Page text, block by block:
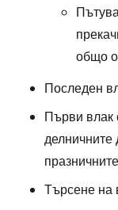
общо
Последен
Първи влак
делничните
Търсене на